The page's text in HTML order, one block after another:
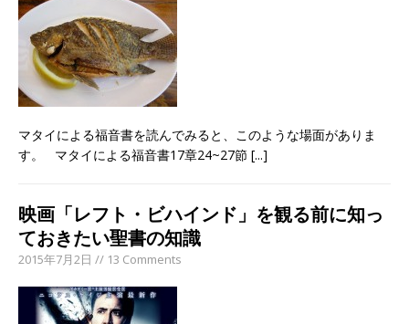
マタイによる福音書を読んでみると、このような場面がありま
す。 マタイによる福音書17章24~27節 [...]
映画「レフト・ビハインド」を観る前に知っ
ておきたい聖書の知識
2015年7月2日 // 13 Comments